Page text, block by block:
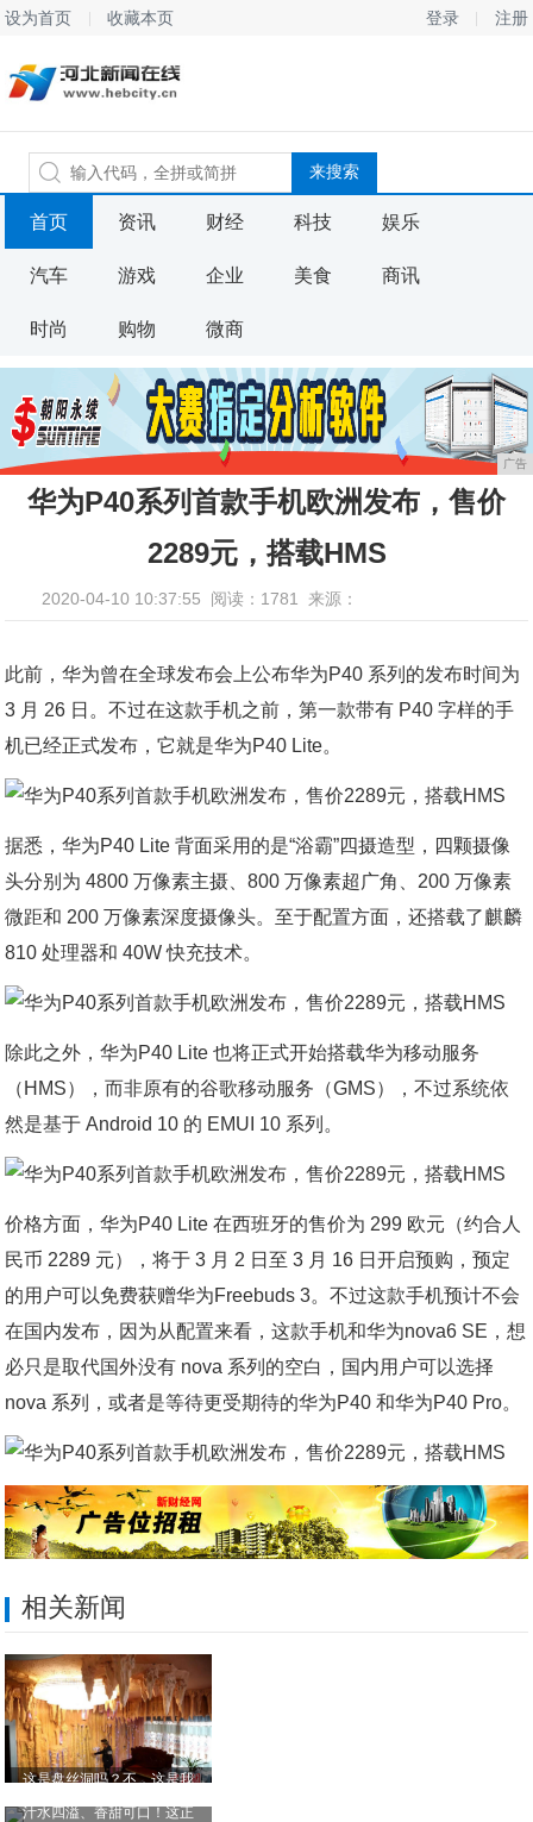
设为首页 收藏本页 登录 注册
首页 资讯 财经 科技 娱乐
汽车 游戏 企业 美食 商讯
时尚 购物 微商
广告
华为P40系列首款手机欧洲发布，售价
2289元，搭载HMS
2020-04-10 10:37:55 阅读：1781 来源：
此前，华为曾在全球发布会上公布华为P40 系列的发布时间为
3 月 26 日。不过在这款手机之前，第一款带有 P40 字样的手
机已经正式发布，它就是华为P40 Lite。
据悉，华为P40 Lite 背面采用的是“浴霸”四摄造型，四颗摄像
头分别为 4800 万像素主摄、800 万像素超广角、200 万像素
微距和 200 万像素深度摄像头。至于配置方面，还搭载了麒麟
810 处理器和 40W 快充技术。
除此之外，华为P40 Lite 也将正式开始搭载华为移动服务
（HMS），而非原有的谷歌移动服务（GMS），不过系统依
然是基于 Android 10 的 EMUI 10 系列。
价格方面，华为P40 Lite 在西班牙的售价为 299 欧元（约合人
民币 2289 元），将于 3 月 2 日至 3 月 16 日开启预购，预定
的用户可以免费获赠华为Freebuds 3。不过这款手机预计不会
在国内发布，因为从配置来看，这款手机和华为nova6 SE，想
必只是取代国外没有 nova 系列的空白，国内用户可以选择
nova 系列，或者是等待更受期待的华为P40 和华为P40 Pro。
相关新闻
这是盘丝洞吗？不，这是我
汁水四溢、香甜可口！这正